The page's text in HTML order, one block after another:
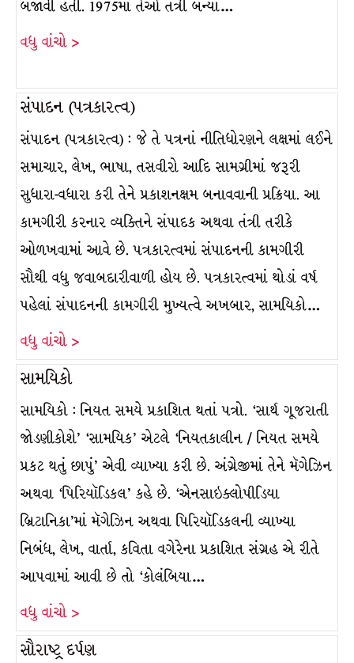
બજાવી હતી. 1975માં તેઓ તંત્રી બન્યા…
વધુ વાંચો >
સંપાદન (પત્રકારત્વ)
સંપાદન (પત્રકારત્વ) : જે તે પત્રનાં નીતિધોરણને લક્ષમાં લઈને
સમાચાર, લેખ, ભાષા, તસવીરો આદિ સામગ્રીમાં જરૂરી
સુધારા-વધારા કરી તેને પ્રકાશનક્ષમ બનાવવાની પ્રક્રિયા. આ
કામગીરી કરનાર વ્યક્તિને સંપાદક અથવા તંત્રી તરીકે
ઓળખવામાં આવે છે. પત્રકારત્વમાં સંપાદનની કામગીરી
સૌથી વધુ જવાબદારીવાળી હોય છે. પત્રકારત્વમાં થોડાં વર્ષ
પહેલાં સંપાદનની કામગીરી મુખ્યત્વે અખબાર, સામયિકો…
વધુ વાંચો >
સામયિકો
સામયિકો : નિયત સમયે પ્રકાશિત થતાં પત્રો. ‘સાર્થ ગૂજરાતી
જોડણીકોશે’ ‘સામયિક’ એટલે ‘નિયતકાલીન / નિયત સમયે
પ્રકટ થતું છાપું’ એવી વ્યાખ્યા કરી છે. અંગ્રેજીમાં તેને મૅગેઝિન
અથવા ‘પિરિયૉડિકલ’ કહે છે. ‘એનસાઇક્લોપીડિયા
બ્રિટાનિકા’માં મૅગેઝિન અથવા પિરિયૉડિકલની વ્યાખ્યા
નિબંધ, લેખ, વાર્તા, કવિતા વગેરેના પ્રકાશિત સંગ્રહ એ રીતે
આપવામાં આવી છે તો ‘કોલંબિયા…
વધુ વાંચો >
સૌરાષ્ટ્ર દર્પણ